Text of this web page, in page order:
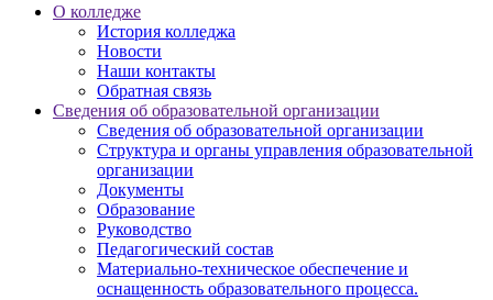
О колледже
История колледжа
Новости
Наши контакты
Обратная связь
Сведения об образовательной организации
Сведения об образовательной организации
Структура и органы управления образовательной
организации
Документы
Образование
Руководство
Педагогический состав
Материально-техническое обеспечение и
оснащенность образовательного процесса.